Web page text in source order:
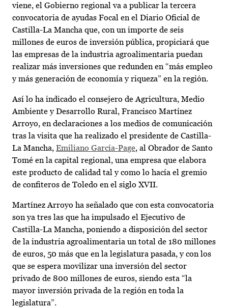
viene, el Gobierno regional va a publicar la tercera
convocatoria de ayudas Focal en el Diario Oficial de
Castilla-La Mancha que, con un importe de seis
millones de euros de inversión pública, propiciará que
las empresas de la industria agroalimentaria puedan
realizar más inversiones que redunden en “más empleo
y más generación de economía y riqueza” en la región.
Así lo ha indicado el consejero de Agricultura, Medio
Ambiente y Desarrollo Rural, Francisco Martínez
Arroyo, en declaraciones a los medios de comunicación
tras la visita que ha realizado el presidente de Castilla-
La Mancha, Emiliano García-Page, al Obrador de Santo
Tomé en la capital regional, una empresa que elabora
este producto de calidad tal y como lo hacía el gremio
de confiteros de Toledo en el siglo XVII.
Martínez Arroyo ha señalado que con esta convocatoria
son ya tres las que ha impulsado el Ejecutivo de
Castilla-La Mancha, poniendo a disposición del sector
de la industria agroalimentaria un total de 180 millones
de euros, 50 más que en la legislatura pasada, y con los
que se espera movilizar una inversión del sector
privado de 800 millones de euros, siendo esta “la
mayor inversión privada de la región en toda la
legislatura”.